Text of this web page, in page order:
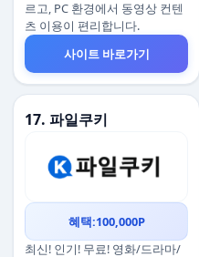
르고, PC 환경에서 동영상 컨텐
츠 이용이 편리합니다.
사이트 바로가기
17. 파일쿠키
혜택:100,000P
최신! 인기! 무료! 영화/드라마/